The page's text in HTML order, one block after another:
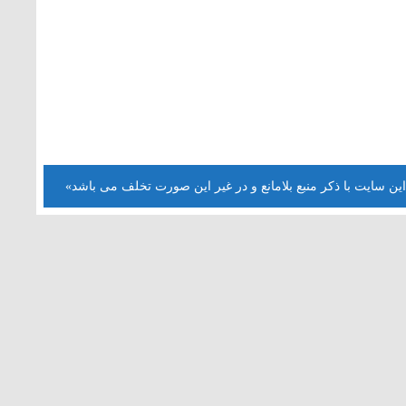
سایت با ذکر منبع بلامانع و در غیر این صورت تخلف می باشد»